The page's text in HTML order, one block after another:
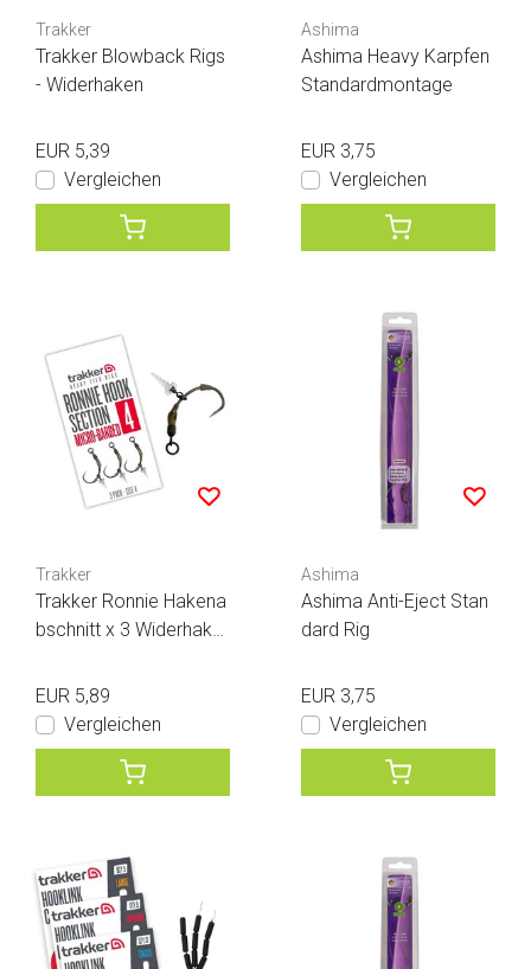
Trakker
Trakker Blowback Rigs
- Widerhaken
EUR 5,39
Vergleichen
Ashima
Ashima Heavy Karpfen
Standardmontage
EUR 3,75
Vergleichen
Trakker
Trakker Ronnie Hakena
bschnitt x 3 Widerhake
EUR 5,89
Vergleichen
Ashima
Ashima Anti-Eject Stan
dard Rig
EUR 3,75
Vergleichen